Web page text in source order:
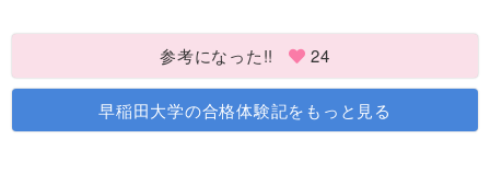
参考になった!! 24
早稲田大学の合格体験記をもっと見る